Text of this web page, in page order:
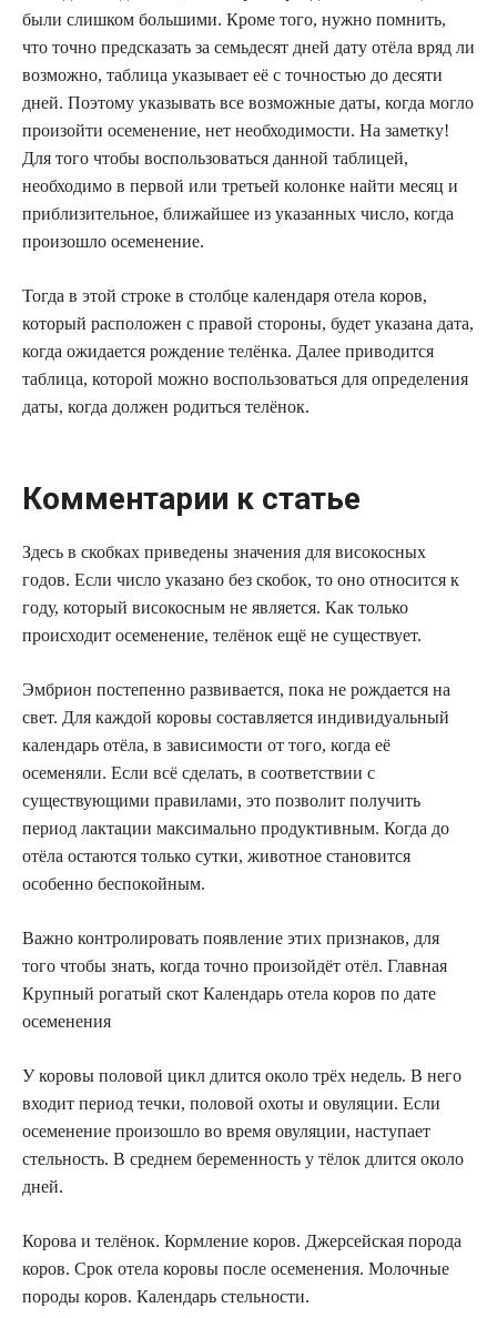
были слишком большими. Кроме того, нужно помнить,
что точно предсказать за семьдесят дней дату отёла вряд ли
возможно, таблица указывает её с точностью до десяти
дней. Поэтому указывать все возможные даты, когда могло
произойти осеменение, нет необходимости. На заметку!
Для того чтобы воспользоваться данной таблицей,
необходимо в первой или третьей колонке найти месяц и
приблизительное, ближайшее из указанных число, когда
произошло осеменение.
Тогда в этой строке в столбце календаря отела коров,
который расположен с правой стороны, будет указана дата,
когда ожидается рождение телёнка. Далее приводится
таблица, которой можно воспользоваться для определения
даты, когда должен родиться телёнок.
Комментарии к статье
Здесь в скобках приведены значения для високосных
годов. Если число указано без скобок, то оно относится к
году, который високосным не является. Как только
происходит осеменение, телёнок ещё не существует.
Эмбрион постепенно развивается, пока не рождается на
свет. Для каждой коровы составляется индивидуальный
календарь отёла, в зависимости от того, когда её
осеменяли. Если всё сделать, в соответствии с
существующими правилами, это позволит получить
период лактации максимально продуктивным. Когда до
отёла остаются только сутки, животное становится
особенно беспокойным.
Важно контролировать появление этих признаков, для
того чтобы знать, когда точно произойдёт отёл. Главная
Крупный рогатый скот Календарь отела коров по дате
осеменения
У коровы половой цикл длится около трёх недель. В него
входит период течки, половой охоты и овуляции. Если
осеменение произошло во время овуляции, наступает
стельность. В среднем беременность у тёлок длится около
дней.
Корова и телёнок. Кормление коров. Джерсейская порода
коров. Срок отела коровы после осеменения. Молочные
породы коров. Календарь стельности.